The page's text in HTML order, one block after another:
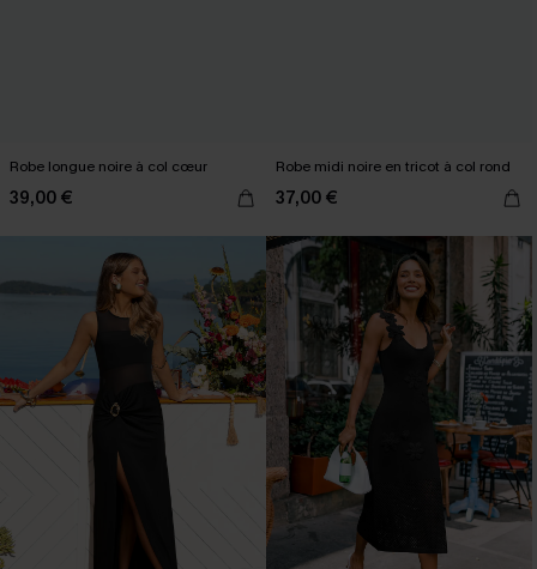
Robe longue noire à col cœur
39,00 €
Robe midi noire en tricot à col rond
37,00 €